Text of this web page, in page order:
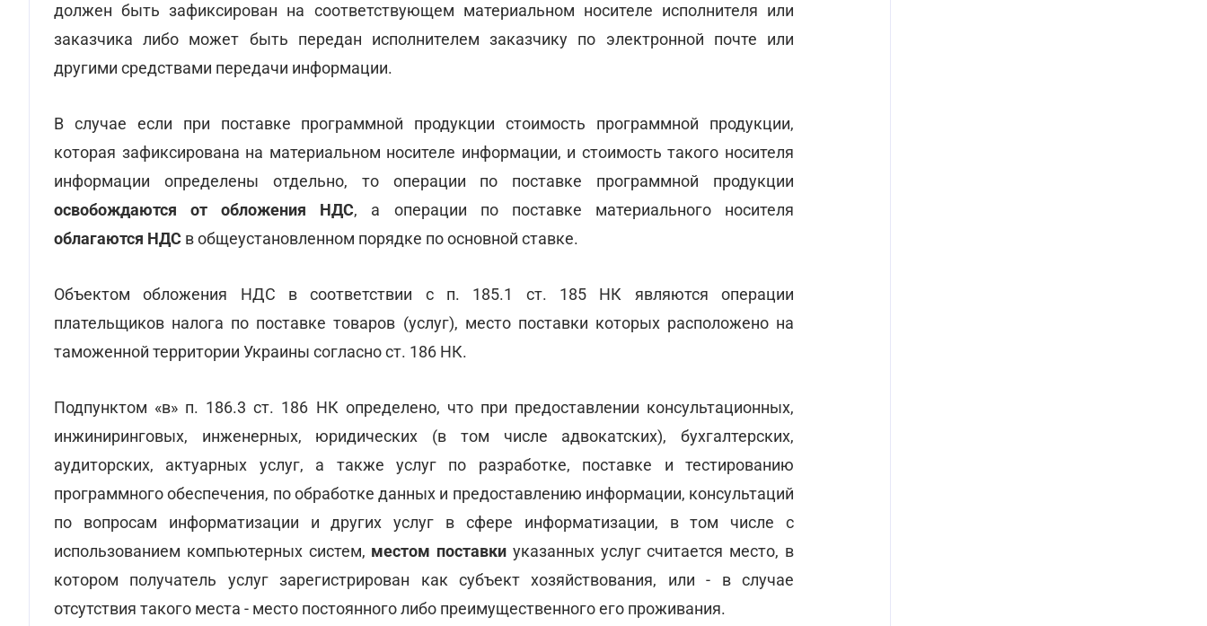
должен быть зафиксирован на соответствующем материальном носителе исполнителя или
заказчика либо может быть передан исполнителем заказчику по электронной почте или
другими средствами передачи информации.
В случае если при поставке программной продукции стоимость программной продукции,
которая зафиксирована на материальном носителе информации, и стоимость такого носителя
информации определены отдельно, то операции по поставке программной продукции
освобождаются от обложения НДС, а операции по поставке материального носителя
облагаются НДС в общеустановленном порядке по основной ставке.
Объектом обложения НДС в соответствии с п. 185.1 ст. 185 НК являются операции
плательщиков налога по поставке товаров (услуг), место поставки которых расположено на
таможенной территории Украины согласно ст. 186 НК.
Подпунктом «в» п. 186.3 ст. 186 НК определено, что при предоставлении консультационных,
инжиниринговых, инженерных, юридических (в том числе адвокатских), бухгалтерских,
аудиторских, актуарных услуг, а также услуг по разработке, поставке и тестированию
программного обеспечения, по обработке данных и предоставлению информации, консультаций
по вопросам информатизации и других услуг в сфере информатизации, в том числе с
использованием компьютерных систем, местом поставки указанных услуг считается место, в
котором получатель услуг зарегистрирован как субъект хозяйствования, или - в случае
отсутствия такого места - место постоянного либо преимущественного его проживания.